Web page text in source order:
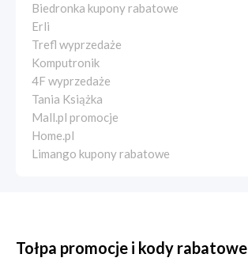
Biedronka kupony rabatowe
Erli
Trefl wyprzedaże
Komputronik
4F wyprzedaże
Tania Książka
Mall.pl promocje
Home.pl
Limango kupony rabatowe
Tołpa promocje i kody rabatowe